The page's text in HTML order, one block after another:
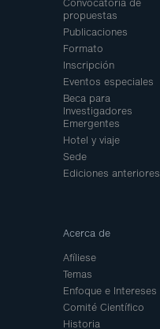
Convocatoria de
propuestas
Publicaciones
Formato
Inscripción
Eventos especiales
Beca para
Investigadores
Emergentes
Hotel y viaje
Sede
Ediciones anteriores
Acerca de
Afíliese
Temas
Enfoque e Intereses
Comité Científico
Historia